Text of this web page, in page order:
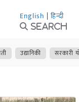
English | हिन्दी
Search
उद्यानिकी सरकारी